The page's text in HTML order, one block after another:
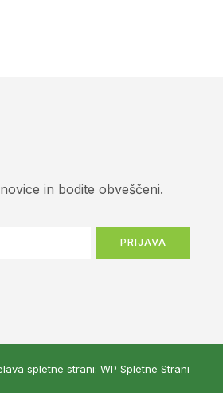
in bodite obveščeni.
PRIJAVA
spletne strani: WP Spletne Strani